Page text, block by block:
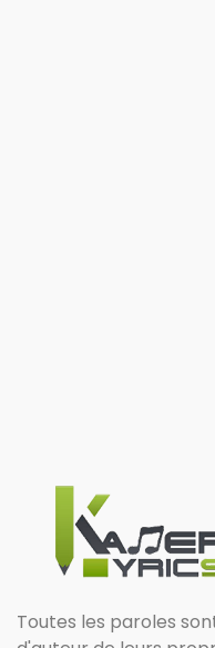
Toutes les paroles